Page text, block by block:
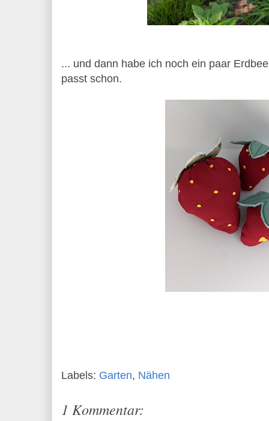
... und dann habe ich noch ein paar
passt schon.
Labels: Garten, Nähen
1 Kommentar: